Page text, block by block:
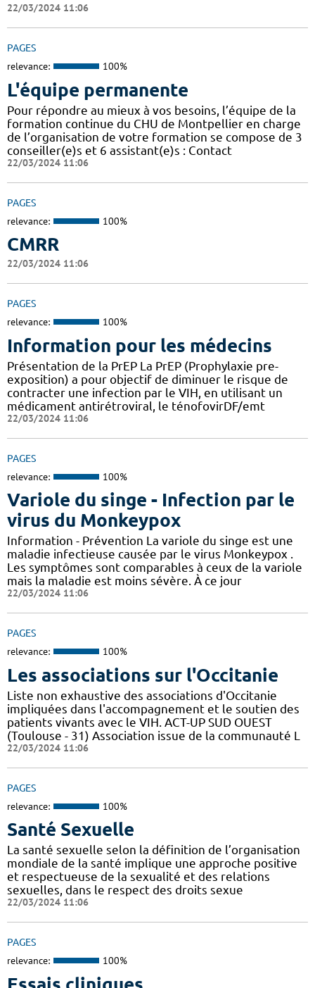
22/03/2024 11:06
PAGES
relevance: 100%
L'équipe permanente
Pour répondre au mieux à vos besoins, l’équipe de la
formation continue du CHU de Montpellier en charge
de l’organisation de votre formation se compose de 3
conseiller(e)s et 6 assistant(e)s : Contact
22/03/2024 11:06
PAGES
relevance: 100%
CMRR
22/03/2024 11:06
PAGES
relevance: 100%
Information pour les médecins
Présentation de la PrEP La PrEP (Prophylaxie pre-
exposition) a pour objectif de diminuer le risque de
contracter une infection par le VIH, en utilisant un
médicament antirétroviral, le ténofovirDF/emt
22/03/2024 11:06
PAGES
relevance: 100%
Variole du singe - Infection par le
virus du Monkeypox
Information - Prévention La variole du singe est une
maladie infectieuse causée par le virus Monkeypox .
Les symptômes sont comparables à ceux de la variole
mais la maladie est moins sévère. À ce jour
22/03/2024 11:06
PAGES
relevance: 100%
Les associations sur l'Occitanie
Liste non exhaustive des associations d'Occitanie
impliquées dans l'accompagnement et le soutien des
patients vivants avec le VIH. ACT-UP SUD OUEST
(Toulouse - 31) Association issue de la communauté L
22/03/2024 11:06
PAGES
relevance: 100%
Santé Sexuelle
La santé sexuelle selon la définition de l’organisation
mondiale de la santé implique une approche positive
et respectueuse de la sexualité et des relations
sexuelles, dans le respect des droits sexue
22/03/2024 11:06
PAGES
relevance: 100%